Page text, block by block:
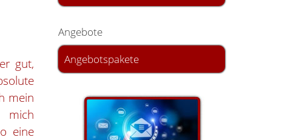
gut,
mein
mich
eine
Angebote
Angebotspakete